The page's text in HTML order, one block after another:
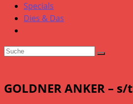
Specials
Dies & Das
GOLDNER ANKER – s/t